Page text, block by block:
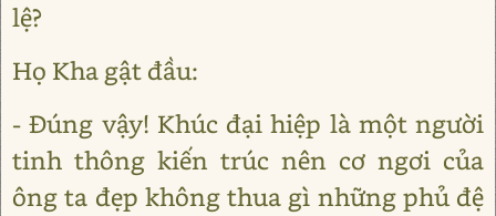
lệ?
Họ Kha gật đầu:
- Đúng vậy! Khúc đại hiệp là một người
tinh thông kiến trúc nên cơ ngơi của
ông ta đẹp không thua gì những phủ đệ